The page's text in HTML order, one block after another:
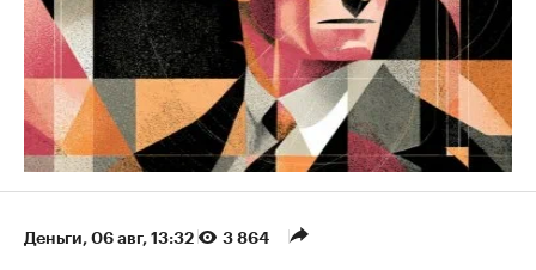
Деньги 06 авг, 13:32 3 864